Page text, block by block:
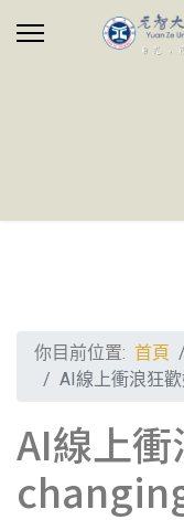
你目前位置: 首頁
AI線上衝浪狂
AI線上